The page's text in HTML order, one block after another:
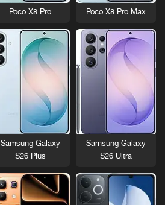
Poco X8 Pro Max
Poco X8 Pro
Samsung Galaxy
S26 Ultra
Samsung Galaxy
S26 Plus